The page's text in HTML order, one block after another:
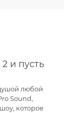
и пусть
любой
Sound,
которое